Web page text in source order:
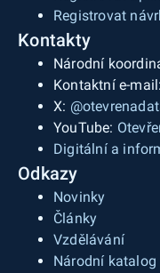
Registrovat
Kontakty
Národní
Kontaktní e-mail:
X:
YouTube:
Digitální a
Odkazy
Novinky
Články
Vzdělávání
Národní